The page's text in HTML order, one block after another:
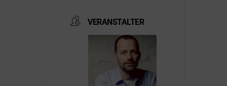
VERANSTALTER